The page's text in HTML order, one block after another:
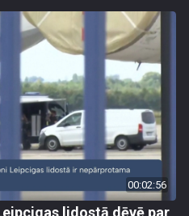
00:02:56
lidostā dēvē par